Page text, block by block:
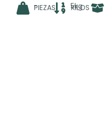
PIEZAS
- KILOS
5kg